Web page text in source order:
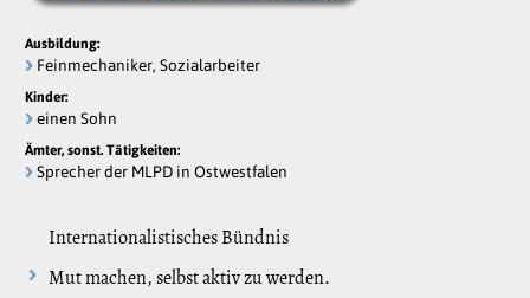
Ausbildung:
Feinmechaniker, Sozialarbeiter
Kinder:
einen Sohn
Ämter, sonst. Tätigkeiten:
Sprecher der MLPD in Ostwestfalen
Internationalistisches Bündnis
Mut machen, selbst aktiv zu werden.